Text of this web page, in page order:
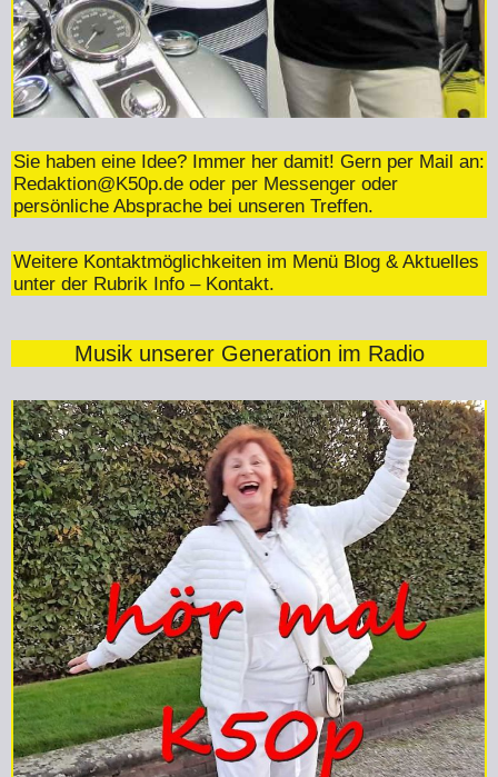
Sie haben eine Idee? Immer her damit! Gern per Mail an:
Redaktion@K50p.de oder per Messenger oder
persönliche Absprache bei unseren Treffen.
Weitere Kontaktmöglichkeiten im Menü Blog & Aktuelles
unter der Rubrik Info – Kontakt.
Musik unserer Generation im Radio